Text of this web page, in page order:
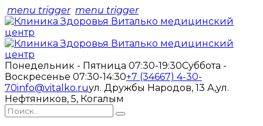
menu trigger menu trigger
Понедельник - Пятница 07:30-19:30Суббота -
Воскресенье 07:30-14:30+7 (34667) 4-30-
70info@vitalko.ruул. Дружбы Народов, 13 А,ул.
Нефтяников, 5, Когалым